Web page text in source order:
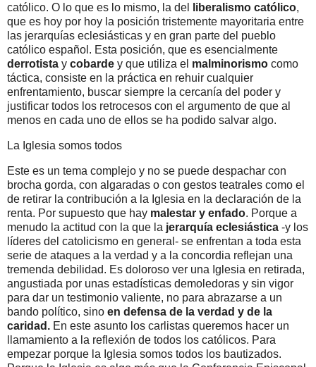
católico. O lo que es lo mismo, la del
liberalismo católico,
que es hoy por hoy la posición tristemente mayoritaria entre
las jerarquías eclesiásticas y en gran parte del pueblo
católico español. Esta posición, que es esencialmente
derrotista y cobarde y que utiliza el malminorismo como
táctica, consiste en la práctica en rehuir cualquier
enfrentamiento, buscar siempre la cercanía del poder y
justificar todos los retrocesos con el argumento de que al
menos en cada uno de ellos se ha podido salvar algo.
La Iglesia somos todos
Este es un tema complejo y no se puede despachar con
brocha gorda, con algaradas o con gestos teatrales como el
de retirar la contribución a la Iglesia en la declaración de la
renta. Por supuesto que hay malestar y enfado. Porque a
menudo la actitud con la que la jerarquía eclesiástica -y los
líderes del catolicismo en general- se enfrentan a toda esta
serie de ataques a la verdad y a la concordia reflejan una
tremenda debilidad. Es doloroso ver una Iglesia en retirada,
angustiada por unas estadísticas demoledoras y sin vigor
para dar un testimonio valiente, no para abrazarse a un
bando político, sino en defensa de la verdad y de la
caridad. En este asunto los carlistas queremos hacer un
llamamiento a la reflexión de todos los católicos. Para
empezar porque la Iglesia somos todos los bautizados.